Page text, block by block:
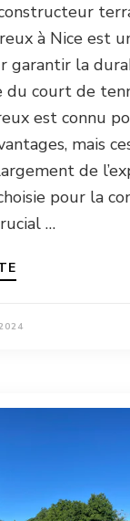
à Nice est
garantir la
du court de
est connu
mais
de
pour la
…